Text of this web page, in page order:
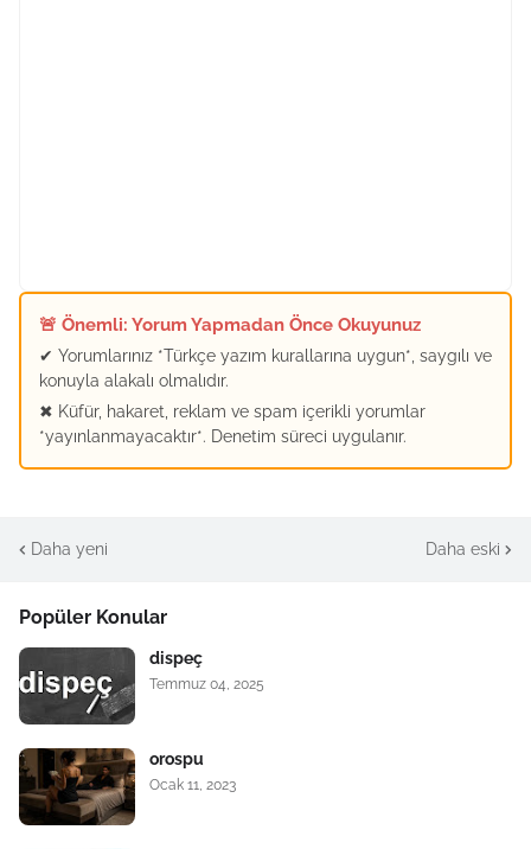
🚨 Önemli: Yorum Yapmadan Önce Okuyunuz
✔ Yorumlarınız *Türkçe yazım kurallarına uygun*, saygılı ve
konuyla alakalı olmalıdır.
✖ Küfür, hakaret, reklam ve spam içerikli yorumlar
*yayınlanmayacaktır*. Denetim süreci uygulanır.
Daha yeni Daha eski
Popüler Konular
dispeç
Temmuz 04, 2025
orospu
Ocak 11, 2023